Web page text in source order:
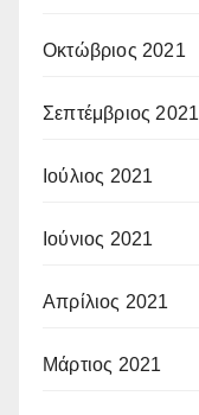
Οκτώβριος 2021
Σεπτέμβριος 2021
Ιούλιος 2021
Ιούνιος 2021
Απρίλιος 2021
Μάρτιος 2021